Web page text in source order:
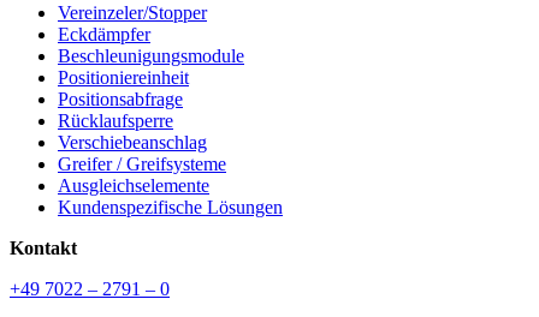
Vereinzeler/Stopper
Eckdämpfer
Beschleunigungsmodule
Positioniereinheit
Positionsabfrage
Rücklaufsperre
Verschiebeanschlag
Greifer / Greifsysteme
Ausgleichselemente
Kundenspezifische Lösungen
Kontakt
+49 7022 – 2791 – 0